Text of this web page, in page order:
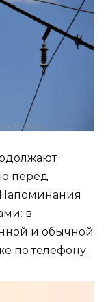
перед
в
и обычной
по телефону.